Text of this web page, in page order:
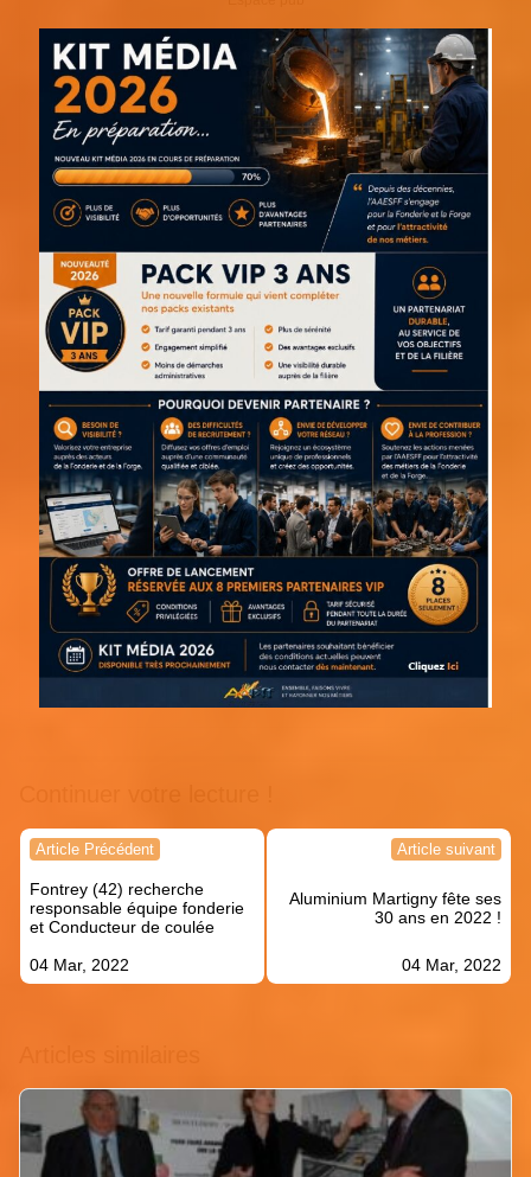
Navigation
l’article
Article Précédent
Fontrey (42) recherche
responsable équipe fonderie
et Conducteur de coulée
04 Mar, 2022
Article suivant
Aluminium Martigny fête ses
30 ans en 2022 !
04 Mar, 2022